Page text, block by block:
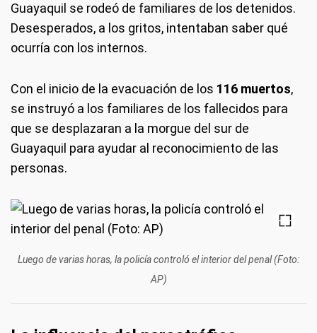
Guayaquil se rodeó de familiares de los detenidos.
Desesperados, a los gritos, intentaban saber qué
ocurría con los internos.
Con el inicio de la evacuación de los 116 muertos,
se instruyó a los familiares de los fallecidos para
que se desplazaran a la morgue del sur de
Guayaquil para ayudar al reconocimiento de las
personas.
Luego de varias horas, la policía controló el interior del penal (Foto:
AP)